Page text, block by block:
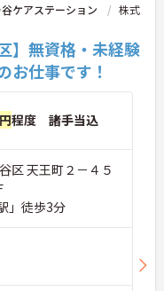
ケアステーション
株式
】無資格・未経験
仕事です！
程度 諸手当込
区 天王町２－４５
」徒歩3分